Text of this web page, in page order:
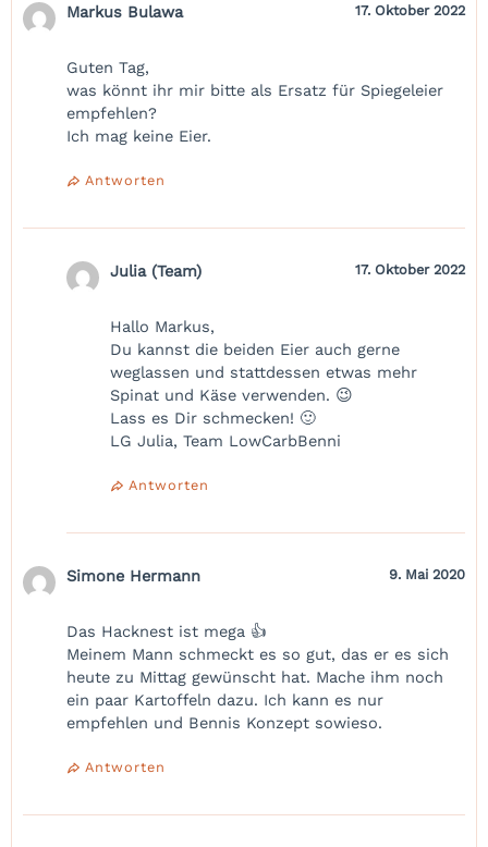
Markus Bulawa 17. Oktober 2022
Guten Tag,
was könnt ihr mir bitte als Ersatz für Spiegeleier
empfehlen?
Ich mag keine Eier.
Antworten
Julia (Team) 17. Oktober 2022
Hallo Markus,
Du kannst die beiden Eier auch gerne
weglassen und stattdessen etwas mehr
Spinat und Käse verwenden. 😉
Lass es Dir schmecken! 🙂
LG Julia, Team LowCarbBenni
Antworten
Simone Hermann 9. Mai 2020
Das Hacknest ist mega 👍
Meinem Mann schmeckt es so gut, das er es sich
heute zu Mittag gewünscht hat. Mache ihm noch
ein paar Kartoffeln dazu. Ich kann es nur
empfehlen und Bennis Konzept sowieso.
Antworten